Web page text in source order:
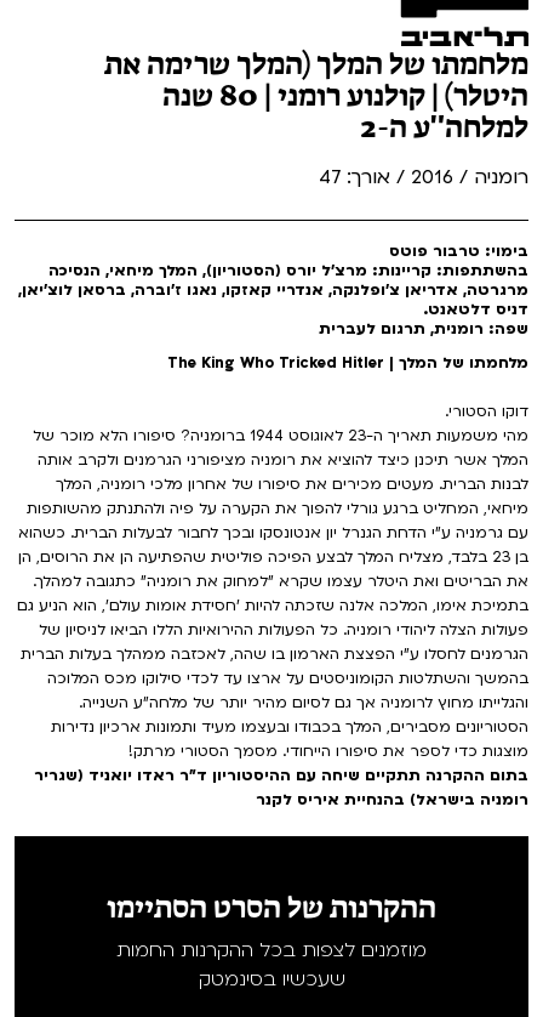
מלחמתו של המלך (המלך שרימה את
היטלר) | קולנוע רומני | 80 שנה
למלחה"ע ה-2
רומניה / 2016 / אורך: 47
בימוי: טרבור פוטס
בהשתתפות: קריינות: מרצ'ל יורס (הסטוריון), המלך מיחאי, הנסיכה
מרגרטה, אדריאן צ'ופלנקה, אנדריי קאזקו, נאגו ז'וברה, ברסאן לוצ'יאן,
דניס דלטאנט.
שפה: רומנית, תרגום לעברית
מלחמתו של המלך | The King Who Tricked Hitler
דוקו הסטורי.
מהי משמעות תאריך ה-23 לאוגוסט 1944 ברומניה? סיפורו הלא מוכר של
המלך אשר תיכנן כיצד להוציא את רומניה מציפורני הגרמנים ולקרב אותה
לבנות הברית. מעטים מכירים את סיפורו של אחרון מלכי רומניה, המלך
מיחאי, המחליט ברגע גורלי להפוך את הקערה על פיה ולהתנתק מהשותפות
עם גרמניה ע"י הדחת הגנרל יון אנטונסקו ובכך לחבור לבעלות הברית. כשהוא
בן 23 בלבד, מצליח המלך לבצע הפיכה פוליטית שהפתיעה הן את הרוסים, הן
את הבריטים ואת היטלר עצמו שקרא "למחוק את רומניה" כתגובה למהלך.
בתמיכת אימו, המלכה אלנה שזכתה להיות 'חסידת אומות עולם', הוא הניע גם
פעולות הצלה ליהודי רומניה. כל הפעולות ההירואיות הללו הביאו לניסיון של
הגרמנים לחסלו ע"י הפצצת הארמון בו שהה, לאכזבה ממהלך בעלות הברית
בהמשך והשתלטות הקומוניסטים על ארצו עד לכדי סילוקו מכס המלוכה
והגלייתו מחוץ לרומניה אך גם לסיום מהיר יותר של מלחה"ע השנייה.
הסטוריונים מסבירים, המלך בכבודו ובעצמו מעיד ותמונות ארכיון נדירות
מוצגות כדי לספר את סיפורו הייחודי. מסמך הסטורי מרתק!
בתום ההקרנה תתקיים שיחה עם ההיסטוריון ד"ר ראדו יואניד (שגריר
רומניה בישראל) בהנחיית איריס לקנר
ההקרנות של הסרט הסתיימו
מוזמנים לצפות בכל ההקרנות החמות
שעכשיו בסינמטק